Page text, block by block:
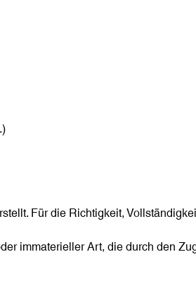
Für die Richtigkeit,
immaterieller Art, die durch den